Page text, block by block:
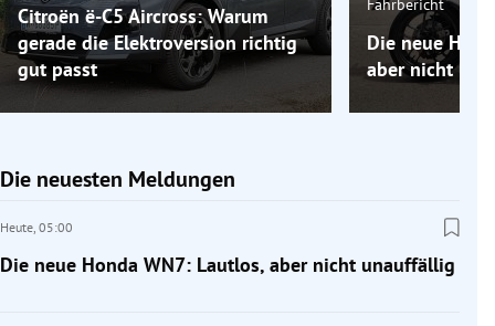
Citroën ë-C5 Aircross: Warum
gerade die Elektroversion richtig
gut passt
Fahrbericht
Die neue
aber nicht
Die neuesten Meldungen
Heute, 05:00
Die neue Honda WN7: Lautlos, aber nicht unauffällig